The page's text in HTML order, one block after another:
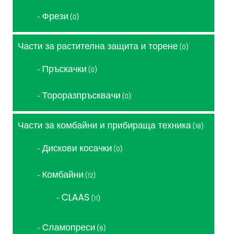
Фрези 00
Части за растителна защита и торене 00
Пръскачки 00
Тороразпръсквачи 00
Части за комбайни и прибираща техника 1818
Дискови косачки 00
Комбайни 1212
CLAAS 1111
Сламопреси 66